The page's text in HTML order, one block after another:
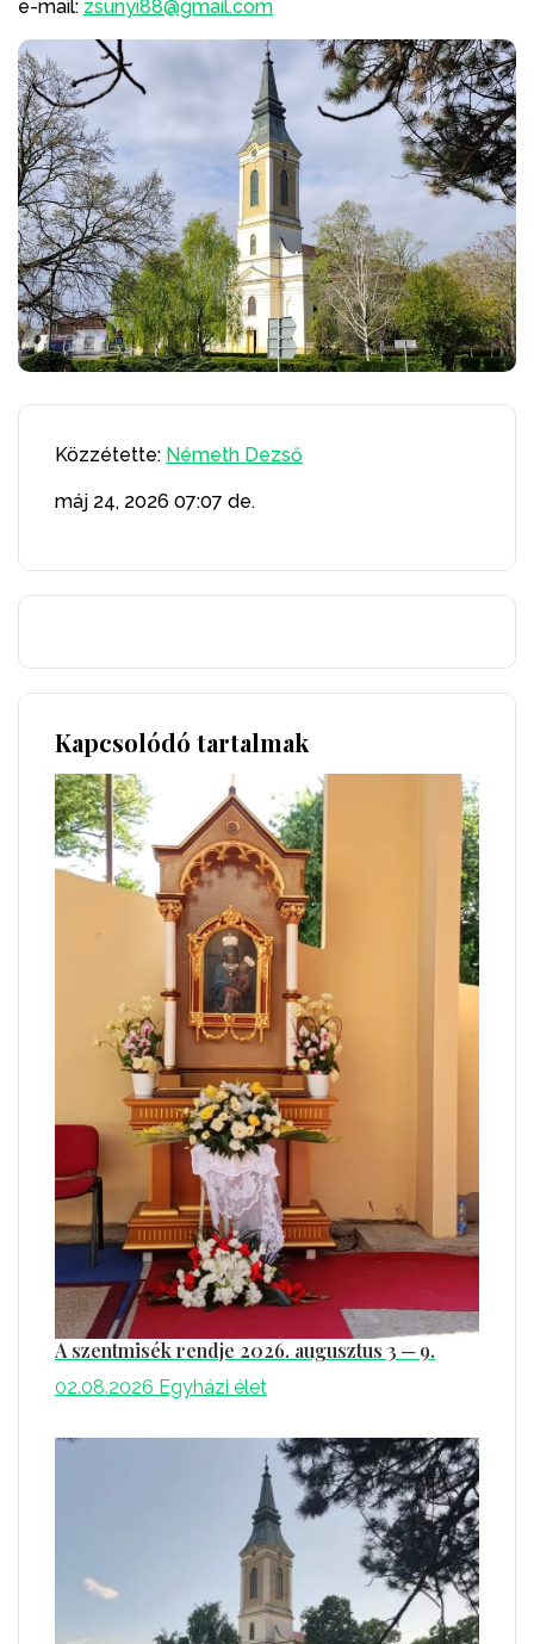
e-mail: zsunyi88@gmail.com
Közzétette: Németh Dezső
máj 24, 2026 07:07 de.
Kapcsolódó tartalmak
A szentmisék rendje 2026. augusztus 3 ─ 9.
02.08.2026 Egyházi élet